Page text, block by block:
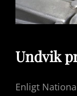
Undvik
Enligt